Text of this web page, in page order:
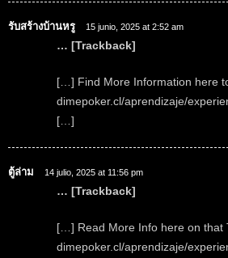
รับสร้างบ้านหรู 15 junio, 2025 at 2:52 am
… [Trackback]
[…] Find More Information here
dimepoker.cl/aprendizaje/
[…]
ตู้ล่าม 14 julio, 2025 at 11:56 pm
… [Trackback]
[…] Read More Info here on that
dimepoker.cl/aprendizaje/